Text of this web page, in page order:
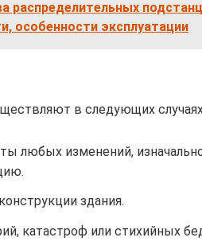
распределительных
особенности эксплуатации
в следующих
любых изменений,
здания.
катастроф или стихийных